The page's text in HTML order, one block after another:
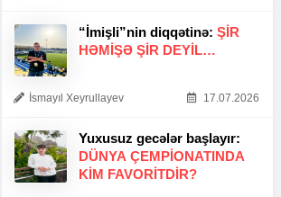
“İmişli”nin diqqətinə: ŞIR
HƏMIŞƏ ŞIR DEYIL…
İsmayıl Xeyrullayev 17.07.2026
Yuxusuz gecələr başlayır:
DÜNYA ÇEMPIONATINDA
KIM FAVORITDIR?